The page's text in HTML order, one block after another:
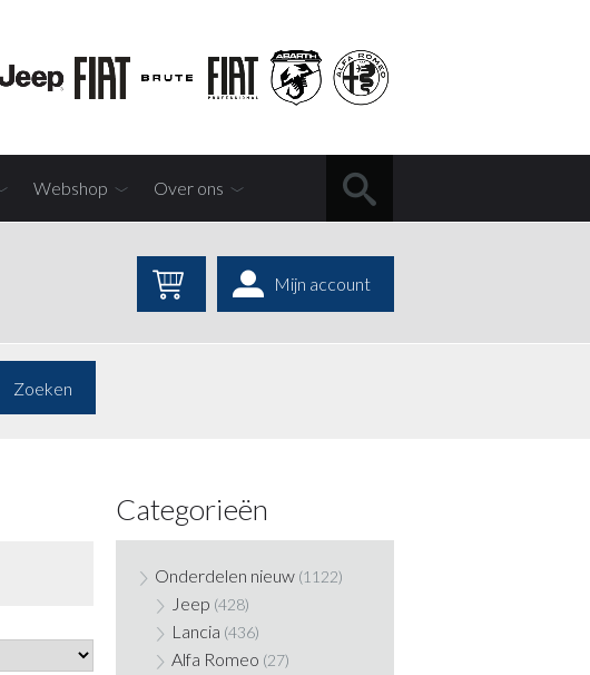
Webshop Over ons
Mijn account
Zoeken
Categorieën
Onderdelen nieuw (1122)
Jeep (428)
Lancia (436)
Alfa Romeo (27)